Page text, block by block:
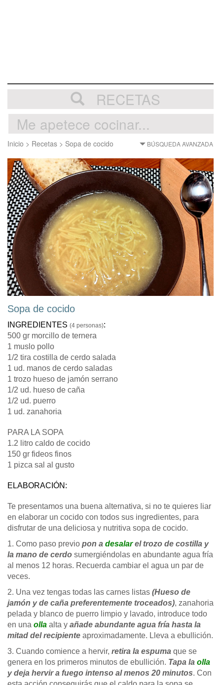
RECETAS
Inicio > Recetas > Sopa de cocido BÚSQUEDA AVANZADA
Sopa de cocido
INGREDIENTES (4 personas):
500 gr morcillo de ternera
1 muslo pollo
1/2 tira costilla de cerdo salada
1 ud. manos de cerdo saladas
1 trozo hueso de jamón serrano
1/2 ud. hueso de caña
1/2 ud. puerro
1 ud. zanahoria
PARA LA SOPA
1.2 litro caldo de cocido
150 gr fideos finos
1 pizca sal al gusto
ELABORACIÓN:
Te presentamos una buena alternativa, si no te quieres liar
en elaborar un cocido con todos sus ingredientes, para
disfrutar de una deliciosa y nutritiva sopa de cocido.
1. Como paso previo pon a desalarel trozo de costilla y
la mano de cerdo sumergiéndolas en abundante agua fría
al menos 12 horas. Recuerda cambiar el agua un par de
veces.
2. Una vez tengas todas las carnes listas (Hueso de
jamón y de caña preferentemente troceados), zanahoria
pelada y blanco de puerro limpio y lavado, introduce todo
en una olla alta y añade abundante agua fría hasta la
mitad del recipiente aproximadamente. Lleva a ebullición.
3. Cuando comience a hervir, retira la espuma que se
genera en los primeros minutos de ebullición. Tapa la olla
y deja hervir a fuego intenso al menos 20 minutos. Con